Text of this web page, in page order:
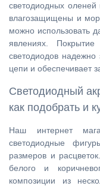
светодиодных
влагозащищены и
можно использовать
явлениях.
светодиодов надежно
цепи и обеспечивает
Светодиодный
как подобрать и
Наш интернет
светодиодные
размеров и
белого и
композиции из